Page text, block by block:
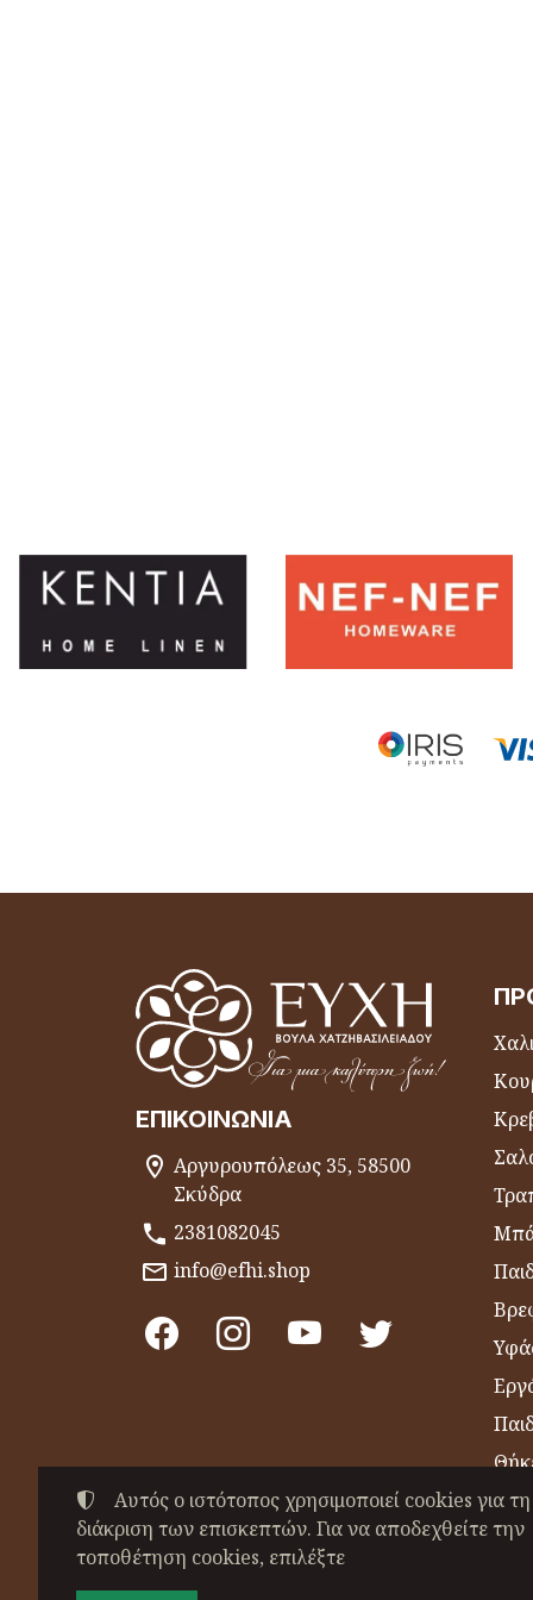
ΕΠΙΚΟΙΝΩΝΊΑ
Αργυρουπόλεως 35, 58500
Σκύδρα
2381082045
info@efhi.shop
©2022-2026
Αυτός ο ιστότοπος χρησιμοποιεί cookies για τη
διάκριση των επισκεπτών. Για να αποδεχθείτε την
τοποθέτηση cookies, επιλέξτε